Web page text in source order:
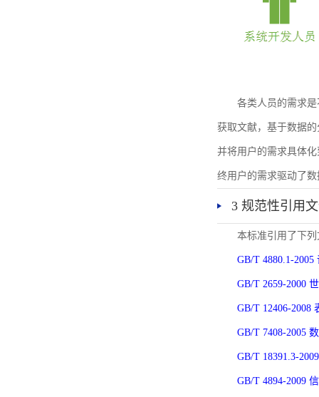
各类人员的需求
获取文献，基于数据
并将用户的需求具体
终用户的需求驱动了
3 规范性引用
本标准引用了下
GB/T 4880.1-
GB/T 2659-2000
GB/T 12406-2008
GB/T 7408-2005
GB/T 18391.3-
GB/T 4894-2009